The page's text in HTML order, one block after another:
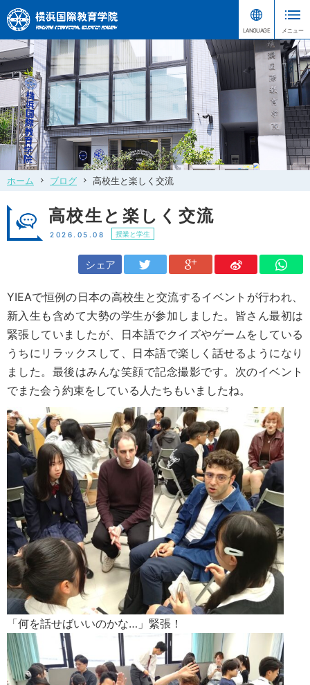
ホーム ブログ 高校生と楽しく交流
高校生と楽しく交流
2026.05.08 授業と学生
シェア
YIEAで恒例の日本の高校生と交流するイベントが行われ、
新入生も含めて大勢の学生が参加しました。皆さん最初は
緊張していましたが、日本語でクイズやゲームをしている
うちにリラックスして、日本語で楽しく話せるようになり
ました。最後はみんな笑顔で記念撮影です。次のイベント
でまた会う約束をしている人たちもいましたね。
「何を話せばいいのかな…」緊張！